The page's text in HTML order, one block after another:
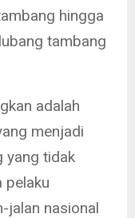
hingga
tambang
adalah
menjadi
yang tidak
pelaku
jalan nasional